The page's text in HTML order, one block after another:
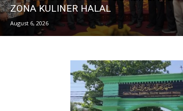
ZONA KULINER HALAL
August 6, 2026